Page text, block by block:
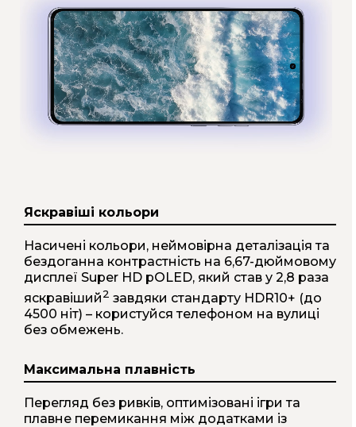
Яскравіші кольори
Насичені кольори, неймовірна деталізація та
бездоганна контрастність на 6,67-дюймовому
дисплеї Super HD pOLED, який став у 2,8 раза
яскравіший2 завдяки стандарту HDR10+ (до
4500 ніт) – користуйся телефоном на вулиці
без обмежень.
Максимальна плавність
Перегляд без ривків, оптимізовані ігри та
плавне перемикання між додатками із